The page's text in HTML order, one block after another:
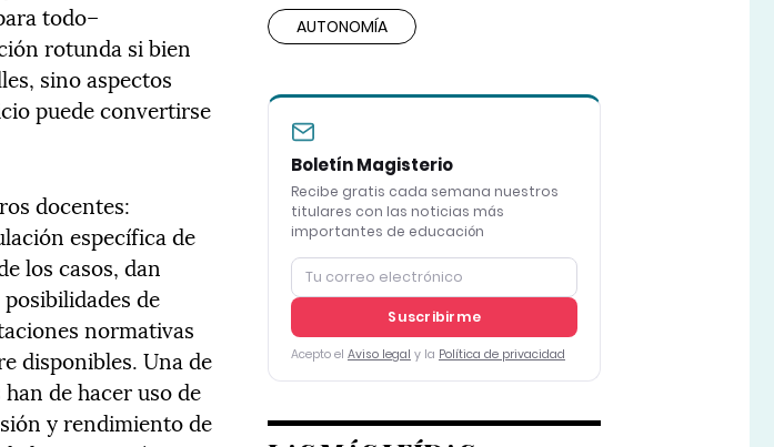
todo–
rotunda si bien
sino aspectos
puede convertirse
docentes:
específica de
los casos, dan
de
normativas
disponibles. Una de
de hacer uso de
y rendimiento de
AUTONOMÍA
Boletín Magisterio
Recibe gratis cada semana nuestros
titulares con las noticias más
importantes de educación
Suscribirme
Acepto el Aviso legal y la Política de privacidad